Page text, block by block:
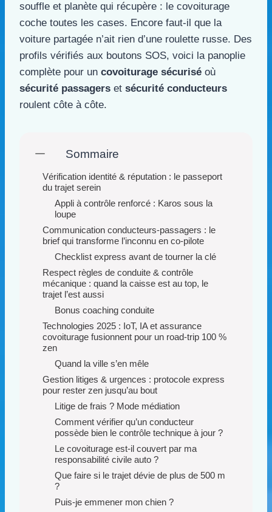
souffle et planète qui récupère : le covoiturage
coche toutes les cases. Encore faut-il que la
voiture partagée n’ait rien d’une roulette russe. Des
profils vérifiés aux boutons SOS, voici la panoplie
complète pour un covoiturage sécurisé où
sécurité passagers et sécurité conducteurs
roulent côte à côte.
Sommaire
Vérification identité & réputation : le passeport
du trajet serein
Appli à contrôle renforcé : Karos sous la
loupe
Communication conducteurs-passagers : le
brief qui transforme l’inconnu en co-pilote
Checklist express avant de tourner la clé
Respect règles de conduite & contrôle
mécanique : quand la caisse est au top, le
trajet l’est aussi
Bonus coaching conduite
Technologies 2025 : IoT, IA et assurance
covoiturage fusionnent pour un road-trip 100 %
zen
Quand la ville s’en mêle
Gestion litiges & urgences : protocole express
pour rester zen jusqu’au bout
Litige de frais ? Mode médiation
Comment vérifier qu’un conducteur
possède bien le contrôle technique à jour ?
Le covoiturage est-il couvert par ma
responsabilité civile auto ?
Que faire si le trajet dévie de plus de 500 m
?
Puis-je emmener mon chien ?